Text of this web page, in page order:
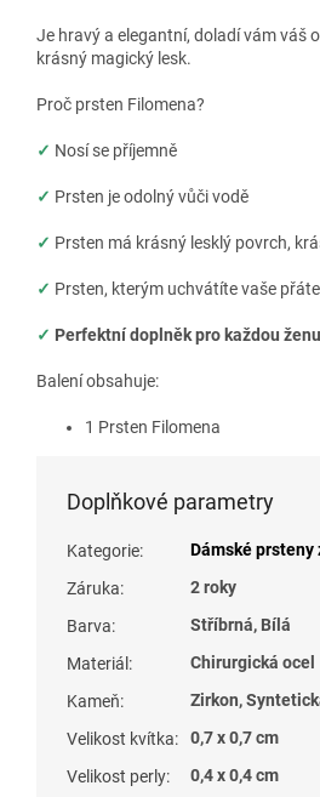
Je hravý a elegantní, doladí vám váš
krásný magický lesk.
Proč prsten Filomena?
✓ Nosí se příjemně
✓ Prsten je odolný vůči vodě
✓ Prsten má krásný lesklý povrch,
✓ Prsten, kterým uchvátíte vaše
✓ Perfektní doplněk pro každou ženu
Balení obsahuje:
1 Prsten Filomena
Doplňkové parametry
Kategorie:
Dámské
Záruka:
2 roky
Barva:
Stříbrná, Bílá
Materiál :
Chirurgická ocel
Kameň:
Zirkon,
Velikost kvítka:
0,7 x 0,7 cm
Velikost perly:
0,4 x 0,4 cm